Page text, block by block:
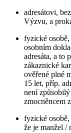
adresátovi,
Výzvu, a
fyzické
osobním
adresáta, a to
zákaznické
ověřené plné
15 let, příp.
není
zmocněncem
fyzické
že je manžel /